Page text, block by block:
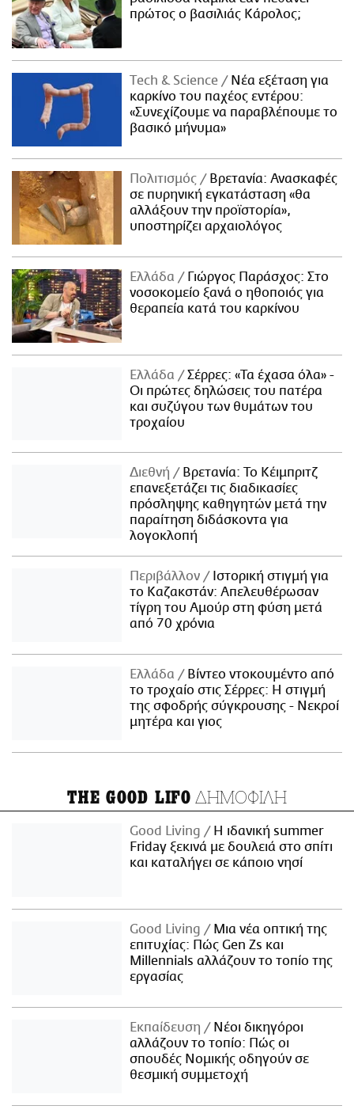
πρώτος ο βασιλιάς Κάρολος;
Τech & Science
Νέα εξέταση για
καρκίνο του παχέος εντέρου:
«Συνεχίζουμε να παραβλέπουμε το
βασικό μήνυμα»
Πολιτισμός
Βρετανία: Ανασκαφές
σε πυρηνική εγκατάσταση «θα
αλλάξουν την προϊστορία»,
υποστηρίζει αρχαιολόγος
Ελλάδα
Γιώργος Παράσχος: Στο
νοσοκομείο ξανά ο ηθοποιός για
θεραπεία κατά του καρκίνου
Ελλάδα
Σέρρες: «Τα έχασα όλα» -
Οι πρώτες δηλώσεις του πατέρα
και συζύγου των θυμάτων του
τροχαίου
Διεθνή
Βρετανία: Το Κέιμπριτζ
επανεξετάζει τις διαδικασίες
πρόσληψης καθηγητών μετά την
παραίτηση διδάσκοντα για
λογοκλοπή
Περιβάλλον
Ιστορική στιγμή για
το Καζακστάν: Απελευθέρωσαν
τίγρη του Αμούρ στη φύση μετά
από 70 χρόνια
Ελλάδα
Βίντεο ντοκουμέντο από
το τροχαίο στις Σέρρες: Η στιγμή
της σφοδρής σύγκρουσης - Νεκροί
μητέρα και γιος
THE GOOD LIFO ΔΗΜΟΦΙΛΗ
Good Living
Η ιδανική summer
Friday ξεκινά με δουλειά στο σπίτι
και καταλήγει σε κάποιο νησί
Good Living
Μια νέα οπτική της
επιτυχίας: Πώς Gen Zs και
Millennials αλλάζουν το τοπίο της
εργασίας
Εκπαίδευση
Νέοι δικηγόροι
αλλάζουν το τοπίο: Πώς οι
σπουδές Νομικής οδηγούν σε
θεσμική συμμετοχή